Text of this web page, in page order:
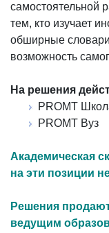
самостоятельной
тем, кто изучает
обширные
возможность
На решения
PROMT
PROMT Вуз
Академическая
на эти позиции
Решения
ведущим